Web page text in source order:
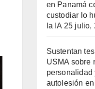
en Panamá
custodiar lo
la IA 25 julio,
Sustentan
USMA sobre
personalidad
autolesión